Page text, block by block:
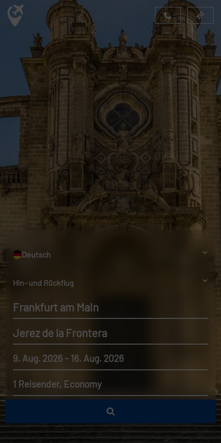
Deutsch
Hin- und Rückflug
Frankfurt am Main
Jerez de la Frontera
9. Aug. 2026 - 16. Aug. 2026
1 Reisender, Economy